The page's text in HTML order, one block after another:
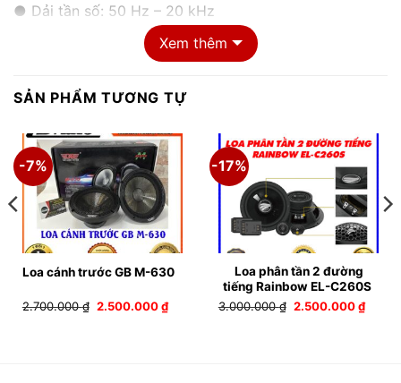
● Dải tần số: 50 Hz – 20 kHz
● Công suất cực đại: 150W
● Công suất định mức: 75W
● Dải tần số: 60Hz-20kHz
● Độ nhạy: 88 dB/Wm
● Trở kháng: 3,4 Ohm
Xem thêm
SẢN PHẨM TƯƠNG TỰ
-7%
Loa cánh trước GB M-630
2.700.000₫ Giá
2.500.000₫Giá
hiện
-17%
Loa phân tần 2 đường
tiếng Rainbow EL-C260S
3.000.000₫ Giá
2.500.000₫Giá
hiện